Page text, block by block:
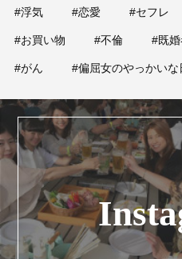
#浮気 #恋愛 #セフレ
#お買い物 #不倫 #既
#がん #偏屈女のやっかいな